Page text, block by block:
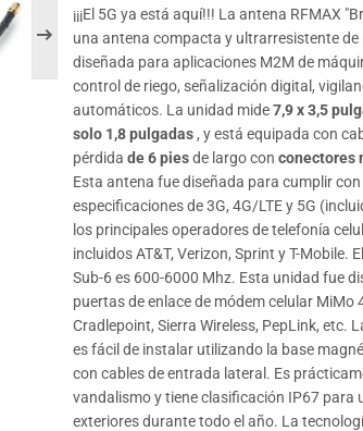
¡¡¡El 5G ya está aquí!!! La antena RFMAX
una antena compacta y ultrarresistente
diseñada para aplicaciones M2M de
control de riego, señalización digital,
automáticos. La unidad mide7,9 x 3,5
solo 1,8 pulgadas, y está equipada con
pérdida de 6 piesde largo con conectores
Esta antena fue diseñada para cumplir
especificaciones de 3G, 4G/LTE y 5G
los principales operadores de telefonía
incluidos AT&T, Verizon, Sprint y T-Mobile.
Sub-6 es 600-6000 Mhz. Esta unidad fue
puertas de enlace de módem celular MiMo
Cradlepoint, Sierra Wireless, PepLink, etc.
es fácil de instalar utilizando la base
con cables de entrada lateral. Es
vandalismo y tiene clasificación IP67 para
exteriores durante todo el año. La